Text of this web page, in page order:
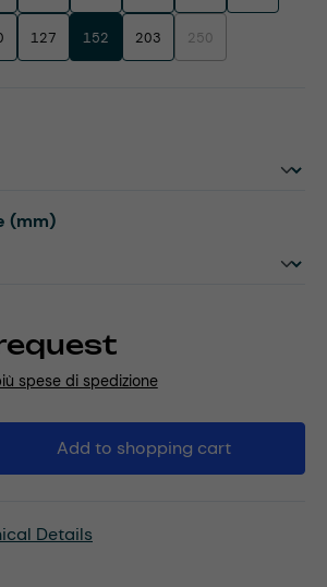
spese di spedizione
127 152 203 250(This option is
(mm)
Enter the desired
Add to shopping cart
Details